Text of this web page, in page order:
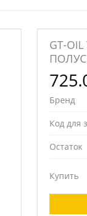
GT-
Бренд
Код для
Остаток
Купить